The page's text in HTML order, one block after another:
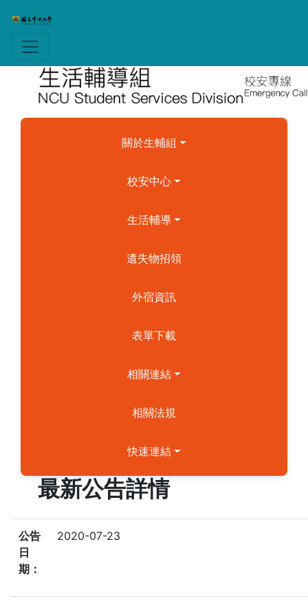
關於生輔組
校安中心
生活輔導
遺失物招領
外宿資訊
表單下載
相關連結
相關法規
快速連結
最新公告詳情
公告
日
期：
2020-07-23